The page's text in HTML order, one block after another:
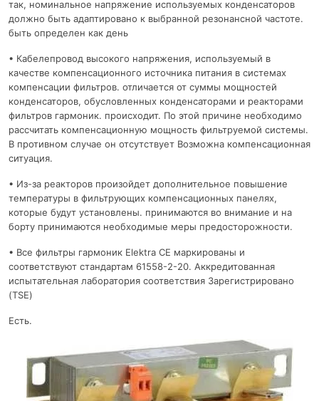
так, номинальное напряжение используемых конденсаторов
должно быть адаптировано к выбранной резонансной частоте.
быть определен как день
• Кабелепровод высокого напряжения, используемый в
качестве компенсационного источника питания в системах
компенсации фильтров. отличается от суммы мощностей
конденсаторов, обусловленных конденсаторами и реакторами
фильтров гармоник. происходит. По этой причине необходимо
рассчитать компенсационную мощность фильтруемой системы.
В противном случае он отсутствует Возможна компенсационная
ситуация.
• Из-за реакторов произойдет дополнительное повышение
температуры в фильтрующих компенсационных панелях,
которые будут установлены. принимаются во внимание и на
борту принимаются необходимые меры предосторожности.
• Все фильтры гармоник Elektra CE маркированы и
соответствуют стандартам 61558-2-20. Аккредитованная
испытательная лаборатория соответствия Зарегистрировано
(TSE)
Есть.